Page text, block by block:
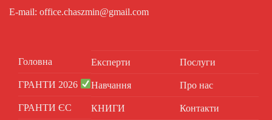
E-mail: office.chaszmin@gmail.com
Головна
ГРАНТИ 2026
ГРАНТИ ЄС
Експерти
Навчання
КНИГИ
Послуги
Про нас
Контакти